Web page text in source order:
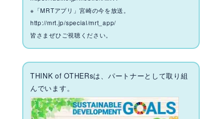
※「MRTアプリ」宮崎の今を放送。
http://mrt.jp/special/mrt_app/
皆さまぜひご視聴ください。
THINK of OTHERsは、パートナーとして取り組
んでいます。